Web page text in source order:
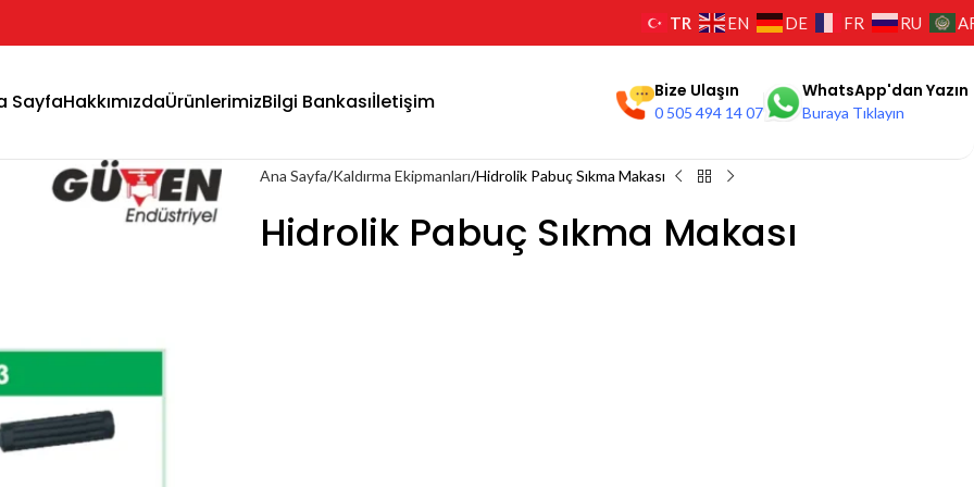
TR EN DE FR RU
SayfaHakkımızdaÜrünlerimizBilgi Bankasıİletişim Bize Ulaşın
0 505 494 14 07
WhatsApp'dan Yazın
Buraya Tıklayın
Ana Sayfa Kaldırma Ekipmanları Hidrolik Pabuç Sıkma Makası
Hidrolik Pabuç Sıkma Makası